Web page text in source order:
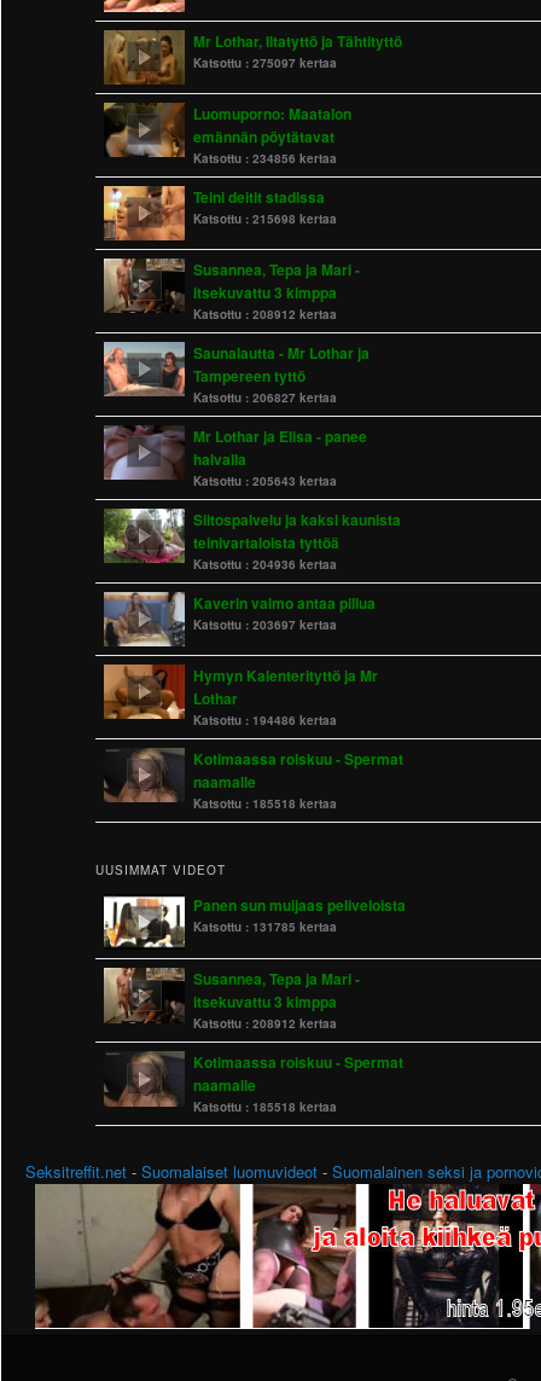
Mr Lothar, Iltatyttö ja Tähtityttö
Katsottu : 275097 kertaa
Luomuporno: Maatalon
emännän pöytätavat
Katsottu : 234856 kertaa
Teini deitit stadissa
Katsottu : 215698 kertaa
Susannea, Tepa ja Mari -
itsekuvattu 3 kimppa
Katsottu : 208912 kertaa
Saunalautta - Mr Lothar ja
Tampereen tyttö
Katsottu : 206827 kertaa
Mr Lothar ja Elisa - panee
halvalla
Katsottu : 205643 kertaa
Siitospalvelu ja kaksi kaunista
teinivartaloista tyttöä
Katsottu : 204936 kertaa
Kaverin vaimo antaa pillua
Katsottu : 203697 kertaa
Hymyn Kalenterityttö ja Mr
Lothar
Katsottu : 194486 kertaa
Kotimaassa roiskuu - Spermat
naamalle
Katsottu : 185518 kertaa
UUSIMMAT VIDEOT
Panen sun muijaas peliveloista
Katsottu : 131785 kertaa
Susannea, Tepa ja Mari -
itsekuvattu 3 kimppa
Katsottu : 208912 kertaa
Kotimaassa roiskuu - Spermat
naamalle
Katsottu : 185518 kertaa
Seksitreffit.net -Suomalaiset luomuvideot -Suomalainen seksi ja